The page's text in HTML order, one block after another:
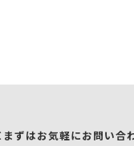
まずはお気軽にお問い合